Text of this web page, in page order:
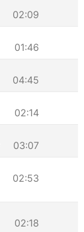
02:09
01:46
04:45
02:14
03:07
02:53
02:18